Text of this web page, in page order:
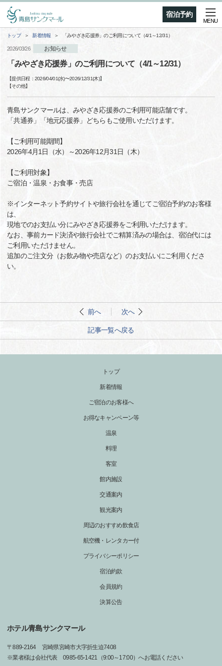
宿泊予約
MENU
トップ 新着情報 「みやざき応援券」のご利用について（4/1～12/31）
2026/03/26 お知らせ
「みやざき応援券」のご利用について（4/1～12/31）
【提供日程： 2026/04/01(水)〜2026/12/31(木)】
【その他】
青島サンクマールは、みやざき応援券のご利用可能店舗です。
「共通券」「地元応援券」どちらもご使用いただけます。
【ご利用可能期間】
2026年4月1日（水）～2026年12月31日（木）
【ご利用対象】
ご宿泊・温泉・お食事・売店
※インターネット予約サイトや旅行会社を通じてご宿泊予約のお客様
は、
現地でのお支払い分にみやざき応援券をご利用いただけます。
なお、事前カード決済や旅行会社でご精算済みの場合は、宿泊代には
ご利用いただけません。
追加のご注文分（お飲み物や売店など）のお支払いにご利用くださ
い。
前へ 次へ
記事一覧へ戻る
トップ
新着情報
ご宿泊のお客様へ
お得なキャンペーン等
温泉
料理
客室
館内施設
交通案内
観光案内
周辺のおすすめ飲食店
航空機・レンタカー付
プライバシーポリシー
宿泊約款
会員規約
決算公告
ホテル青島サンクマール
〒889-2164
宮崎県宮崎市大字折生迫7408
※業者様は会社代表 0985-65-1421（9:00～17:00）へお電話ください